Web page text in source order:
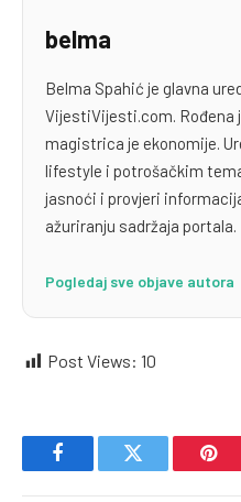
belma
Belma Spahić je glavna
VijestiVijesti.com. Rođena
magistrica je ekonomije.
lifestyle i potrošačkim
jasnoći i provjeri
ažuriranju sadržaja portala.
Pogledaj sve objave autora
Post Views: 10
FacebookTwitter